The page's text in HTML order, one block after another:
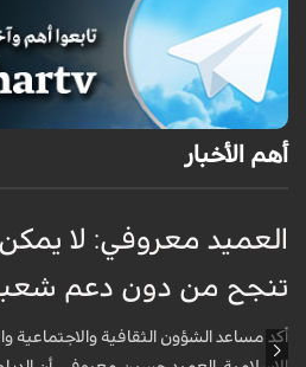
أهم الأخبار
العميد معروفي: لا
تنجح من دون دعم
أكد مساعد الشؤون الثقافية والاجتماعية